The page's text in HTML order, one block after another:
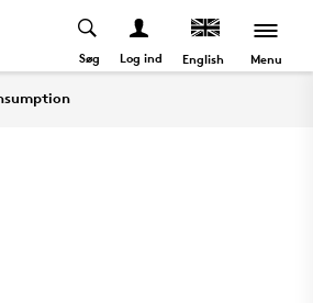
Søg Log ind English Menu